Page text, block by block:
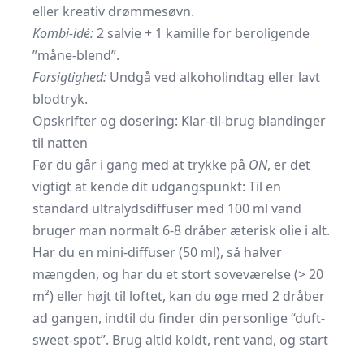
eller kreativ drømmesøvn.
Kombi-idé:2 salvie + 1 kamille for beroligende
”måne-blend”.
Forsigtighed: Undgå ved alkoholindtag eller lavt
blodtryk.
Opskrifter og dosering: Klar-til-brug blandinger
til natten
Før du går i gang med at trykke på ON, er det
vigtigt at kende dit udgangspunkt: Til en
standard ultralydsdiffuser med 100 ml vand
bruger man normalt 6-8 dråber æterisk olie i alt.
Har du en mini-diffuser (50 ml), så halver
mængden, og har du et stort soveværelse (> 20
m²) eller højt til loftet, kan du øge med 2 dråber
ad gangen, indtil du finder din personlige “duft-
sweet-spot”. Brug altid koldt, rent vand, og start